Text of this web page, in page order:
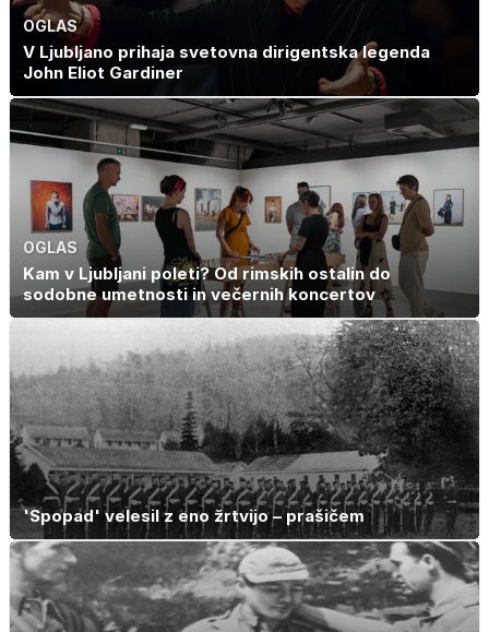
OGLAS
V Ljubljano prihaja svetovna dirigentska legenda
John Eliot Gardiner
OGLAS
Kam v Ljubljani poleti? Od rimskih ostalin do
sodobne umetnosti in večernih koncertov
'Spopad' velesil z eno žrtvijo – prašičem